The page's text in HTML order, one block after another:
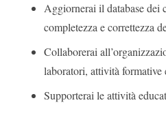
Aggiornerai il database dei
completezza e correttezza
Collaborerai
laboratori, attività
Supporterai le attività